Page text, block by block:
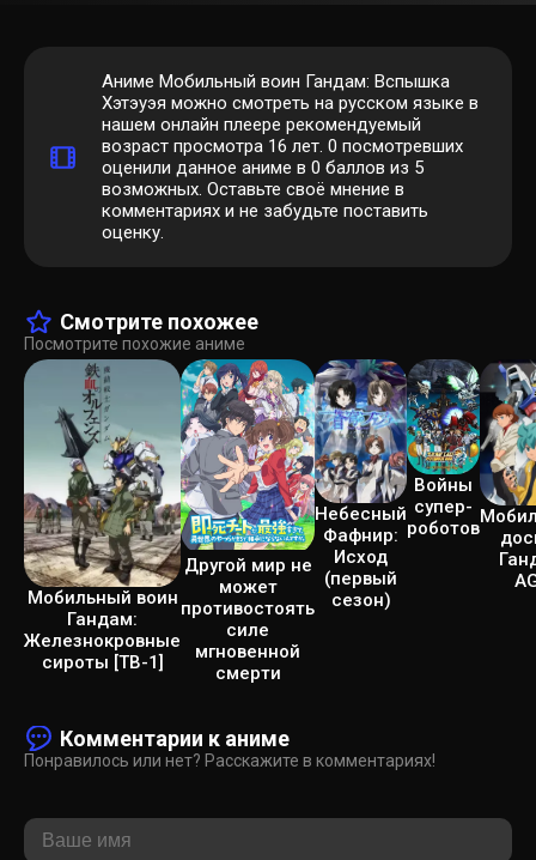
Аниме Мобильный воин Гандам: Вспышка
Хэтэуэя можно смотреть на русском языке в
нашем онлайн плеере рекомендуемый
возраст просмотра 16 лет. 0 посмотревших
оценили данное аниме в 0 баллов из 5
возможных. Оставьте своё мнение в
комментариях и не забудьте поставить
оценку.
Смотрите похожее
Посмотрите похожие аниме
Мобильный воин
Гандам:
Железнокровные
сироты [ТВ-1]
Другой мир не
может
противостоять
силе
мгновенной
смерти
Небесный
Фафнир:
Исход
(первый
сезон)
Войны
супер-
роботов
Комментарии к аниме
Понравилось или нет? Расскажите в комментариях!